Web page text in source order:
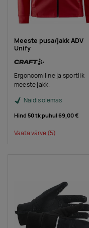
Meeste pusa/jakk ADV
Unify
Ergonoomiline ja sportlik
meeste jakk.
Näidis olemas
Hind 50 tk puhul69,00 €
Vaata värve(5)